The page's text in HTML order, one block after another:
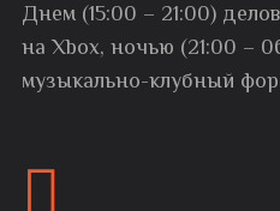
Днем (15:00 – 21:00)
на Xbox, ночью (21:00 –
музыкально-клубный